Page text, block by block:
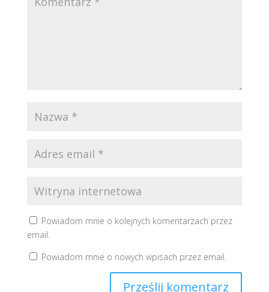
Powiadom mnie o kolejnych komentarzach przez
email.
Powiadom mnie o nowych wpisach przez email.